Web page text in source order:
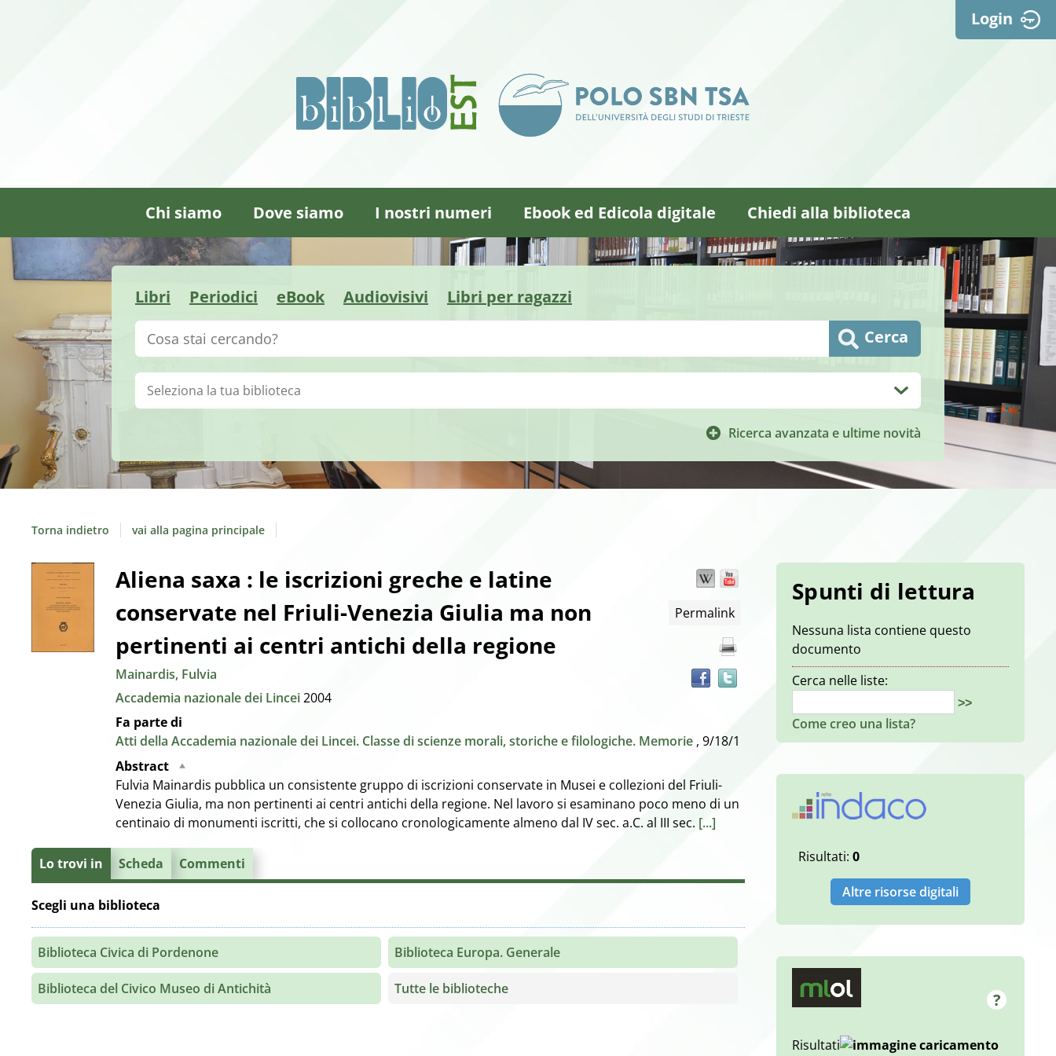
Login
Chi siamo Dove siamo I nostri numeri Ebook ed Edicola digitale Chiedi alla biblioteca
Libri Periodici eBook Audiovisivi Libri per ragazzi
Cerca su "Catalogo" Cerca
Ricerca avanzata e ultime novità
Biblioteca:
Torna indietro vai alla pagina principale
Dettaglio
del
documento
Wikipedia
Permalink
Aliena saxa : le iscrizioni greche e latine
conservate nel Friuli-Venezia Giulia ma non
pertinenti ai centri antichi della regione
Mainardis, Fulvia
Accademia nazionale dei Lincei2004
Fa parte di
Atti della Accademia nazionale dei Lincei. Classe di scienze morali, storiche e filologiche. Memorie, 9/18/1
Abstract
Fulvia Mainardis pubblica un consistente gruppo di iscrizioni conservate in Musei e collezioni del Friuli-
Venezia Giulia, ma non pertinenti ai centri antichi della regione. Nel lavoro si esaminano poco meno di un
centinaio di monumenti iscritti, che si collocano cronologicamente almeno dal IV sec. a.C. al III sec. [...]
Lo trovi in Scheda Commenti
Scegli una biblioteca
Biblioteca Civica di Pordenone Biblioteca Europa. Generale
Biblioteca del Civico Museo di Antichità Tutte le biblioteche
Spunti di lettura
Nessuna lista contiene questo
documento
Cerca nelle liste:
>>
Come creo una lista?
Risultati: 0
Altre risorse digitali
Risultati